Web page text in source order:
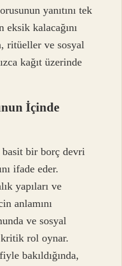
yanıtını tek
eksik kalacağını
ritüeller ve sosyal
kağıt üzerinde
İçinde
bir borç devri
ifade eder.
yapıları ve
anlamını
ve sosyal
rol oynar.
bakıldığında,